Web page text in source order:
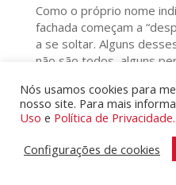
Como o próprio nome
fachada começam a
a se soltar. Alguns
não são todos, alguns
que é um grande risco
transeuntes.
Então, como identificar
Nós usamos cookies para
nosso site. Para mais
Uso e Política de Privacidade.
Configurações de cookies